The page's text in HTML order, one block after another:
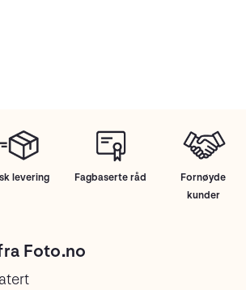
levering Fagbaserte råd
Fornøyde
kunder
Foto.no